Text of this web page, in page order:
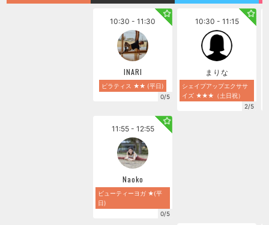
10:30 - 11:30
INARI
ピラティス ★★ (平日)
0/5
10:30 - 11:15
まりな
シェイプアップエクササ
イズ ★★★（土日祝）
2/5
11:55 - 12:55
Naoko
ビューティーヨガ ★(平
日)
0/5